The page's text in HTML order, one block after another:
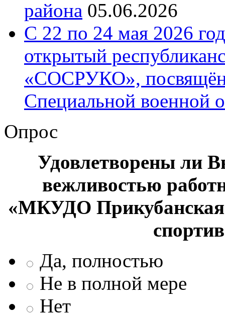
района 05.06.2026
С 22 по 24 мая 2026
открытый
«СОСРУКО»,
Специальной военной
Опрос
Удовлетворены ли
вежливостью
«МКУДО Прикубанская
Да, полностью
Не в полной мере
Нет